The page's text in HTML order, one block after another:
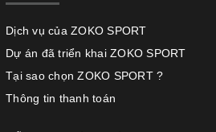
Dịch vụ của ZOKO SPORT
Dự án đã triển khai ZOKO SPORT
Tại sao chọn ZOKO SPORT ?
Thông tin thanh toán